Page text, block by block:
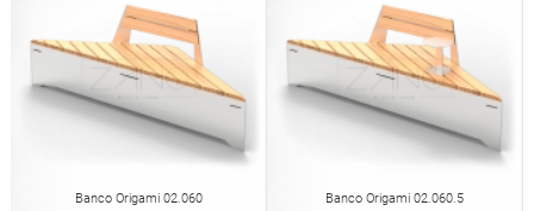
Banco Origami 02.060 Banco Origami 02.060.5